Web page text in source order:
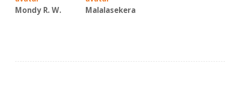
Mondy R. W. Malalasekera